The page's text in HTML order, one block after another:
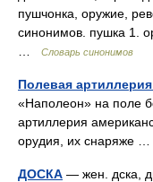
пушчонка, оружие,
синонимов. пушка 1.
Словарь синонимов
Полевая
«Наполеон» на поле
артиллерия
орудия, их снаряже …
ДОСКА — жен. дска,